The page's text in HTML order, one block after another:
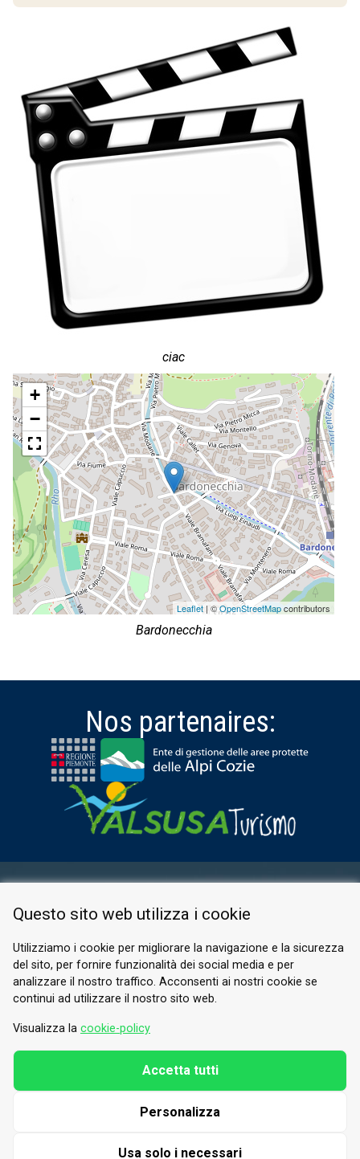
ciac
+
−
Leaflet | ©OpenStreetMapcontributors
Bardonecchia
Nos partenaires:
PRIVACY POLICY
© 2026 Valle di Susa
Tesori di Arte e Cultura Alpina
Tel.
E-mail.info@vallesusa-tesori.it
Questo sito web utilizza i cookie
Utilizziamo i cookie per migliorare la navigazione e la sicurezza
del sito, per fornire funzionalità dei social media e per
analizzare il nostro traffico. Acconsenti ai nostri cookie se
continui ad utilizzare il nostro sito web.
Visualizza la cookie-policy
Usa solo i necessari
Personalizza
Accetta tutti